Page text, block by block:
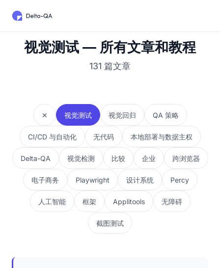
视觉测试 — 所有文章和教程
131 篇文章
✕ 视觉测试 视觉回归 QA 策略
CI/CD 与自动化 无代码 本地部署与数据主权
Delta-QA 视觉检测 比较 企业 跨浏览器
电子商务 Playwright 设计系统 Percy
人工智能 框架 Applitools 无障碍
截图测试